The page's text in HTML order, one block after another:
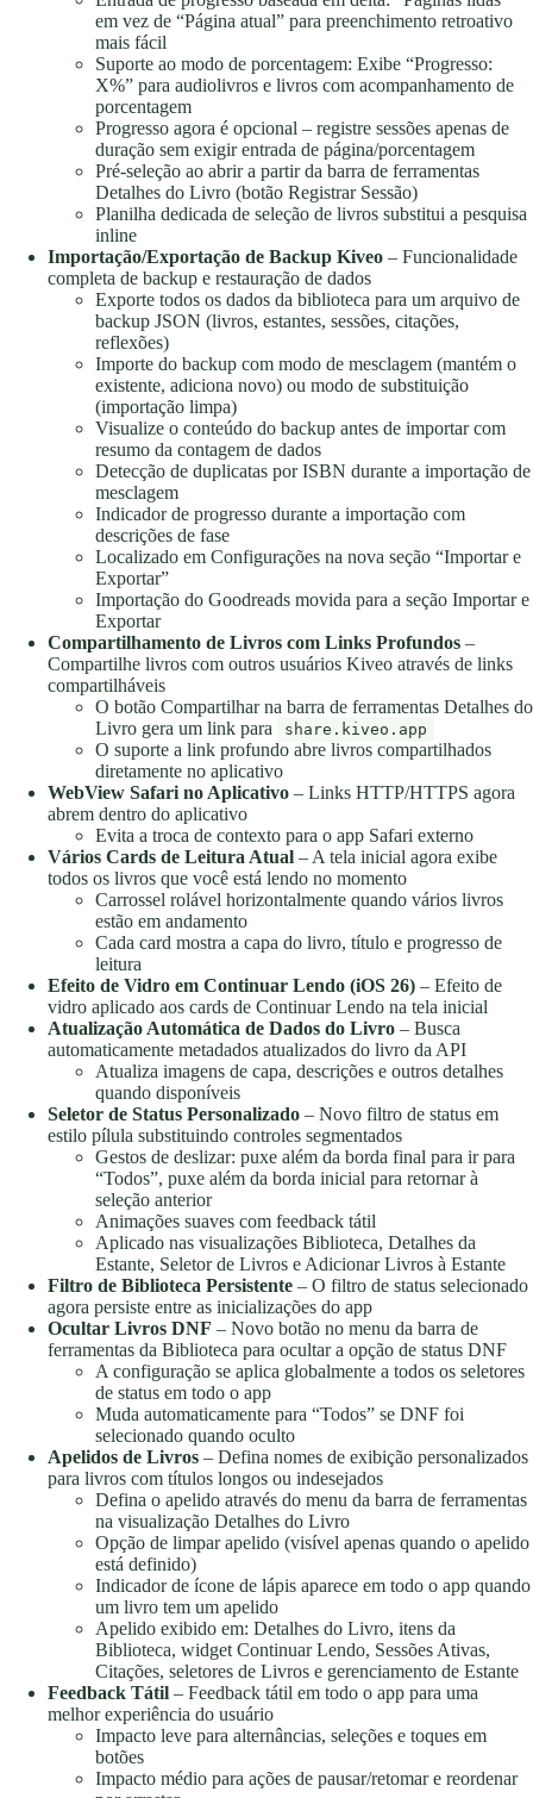
em vez de “Página atual” para preenchimento retroativo
mais fácil
Suporte ao modo de porcentagem: Exibe “Progresso:
X%” para audiolivros e livros com acompanhamento de
porcentagem
Progresso agora é opcional – registre sessões apenas de
duração sem exigir entrada de página/porcentagem
Pré-seleção ao abrir a partir da barra de ferramentas
Detalhes do Livro (botão Registrar Sessão)
Planilha dedicada de seleção de livros substitui a pesquisa
inline
Importação/Exportação de Backup Kiveo – Funcionalidade
completa de backup e restauração de dados
Exporte todos os dados da biblioteca para um arquivo de
backup JSON (livros, estantes, sessões, citações,
reflexões)
Importe do backup com modo de mesclagem (mantém o
existente, adiciona novo) ou modo de substituição
(importação limpa)
Visualize o conteúdo do backup antes de importar com
resumo da contagem de dados
Detecção de duplicatas por ISBN durante a importação de
mesclagem
Indicador de progresso durante a importação com
descrições de fase
Localizado em Configurações na nova seção “Importar e
Exportar”
Importação do Goodreads movida para a seção Importar e
Exportar
Compartilhamento de Livros com Links Profundos –
Compartilhe livros com outros usuários Kiveo através de links
compartilháveis
O botão Compartilhar na barra de ferramentas Detalhes do
Livro gera um link para
share.kiveo.app
O suporte a link profundo abre livros compartilhados
diretamente no aplicativo
WebView Safari no Aplicativo – Links HTTP/HTTPS agora
abrem dentro do aplicativo
Evita a troca de contexto para o app Safari externo
Vários Cards de Leitura Atual – A tela inicial agora exibe
todos os livros que você está lendo no momento
Carrossel rolável horizontalmente quando vários livros
estão em andamento
Cada card mostra a capa do livro, título e progresso de
leitura
Efeito de Vidro em Continuar Lendo (iOS 26) – Efeito de
vidro aplicado aos cards de Continuar Lendo na tela inicial
Atualização Automática de Dados do Livro – Busca
automaticamente metadados atualizados do livro da API
Atualiza imagens de capa, descrições e outros detalhes
quando disponíveis
Seletor de Status Personalizado – Novo filtro de status em
estilo pílula substituindo controles segmentados
Gestos de deslizar: puxe além da borda final para ir para
“Todos”, puxe além da borda inicial para retornar à
seleção anterior
Animações suaves com feedback tátil
Aplicado nas visualizações Biblioteca, Detalhes da
Estante, Seletor de Livros e Adicionar Livros à Estante
Filtro de Biblioteca Persistente – O filtro de status selecionado
agora persiste entre as inicializações do app
Ocultar Livros DNF – Novo botão no menu da barra de
ferramentas da Biblioteca para ocultar a opção de status DNF
A configuração se aplica globalmente a todos os seletores
de status em todo o app
Muda automaticamente para “Todos” se DNF foi
selecionado quando oculto
Apelidos de Livros – Defina nomes de exibição personalizados
para livros com títulos longos ou indesejados
Defina o apelido através do menu da barra de ferramentas
na visualização Detalhes do Livro
Opção de limpar apelido (visível apenas quando o apelido
está definido)
Indicador de ícone de lápis aparece em todo o app quando
um livro tem um apelido
Apelido exibido em: Detalhes do Livro, itens da
Biblioteca, widget Continuar Lendo, Sessões Ativas,
Citações, seletores de Livros e gerenciamento de Estante
Feedback Tátil – Feedback tátil em todo o app para uma
melhor experiência do usuário
Impacto leve para alternâncias, seleções e toques em
botões
Impacto médio para ações de pausar/retomar e reordenar